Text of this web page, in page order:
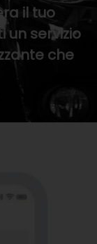
il tuo
un servizio
che